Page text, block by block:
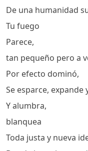
De una humanidad
Tu fuego
Parece,
tan pequeño pero a
Por efecto dominó,
Se esparce, expande
Y alumbra,
blanquea
Toda justa y nueva